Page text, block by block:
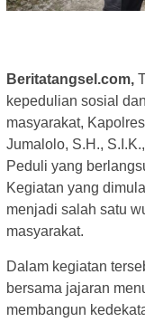
Beritatangsel.com,
kepedulian sosial
masyarakat,
Jumalolo, S.H.,
Peduli yang
Kegiatan yang
menjadi salah satu
masyarakat.
Dalam kegiatan
bersama jajaran
membangun